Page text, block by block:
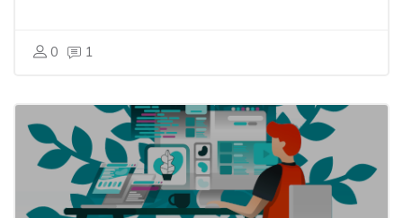
0 1